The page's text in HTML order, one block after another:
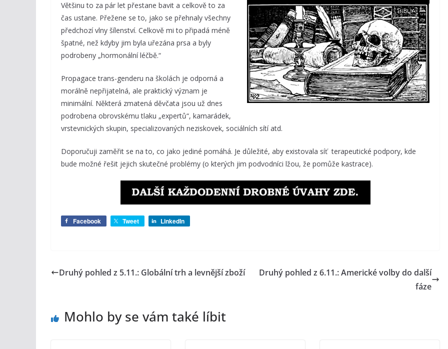
Většinu to za pár let přestane bavit a celkově to za
čas ustane. Přežene se to, jako se přehnaly všechny
předchozí vlny šílenství. Celkově mi to připadá méně
špatné, než kdyby jim byla uřezána prsa a byly
podrobeny „hormonální léčbě.“
Propagace trans-genderu na školách je odporná a
morálně nepřijatelná, ale praktický význam je
minimální. Některá zmatená děvčata jsou už dnes
podrobena obrovskému tlaku „expertů“, kamarádek,
vrstevnických skupin, specializovaných neziskovek, sociálních sítí atd.
Doporučuji zaměřit se na to, co jako jediné pomáhá. Je důležité, aby existovala síť terapeutické podpory, kde
bude možné řešit jejich skutečné problémy (o kterých jim podvodníci lžou, že pomůže kastrace).
Facebook Tweet LinkedIn
Druhý pohled z 5.11.: Globální trh a levnější zboží
Druhý pohled z 6.11.: Americké volby do další
fáze
Mohlo by se vám také líbit